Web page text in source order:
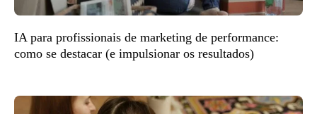
IA para profissionais de marketing de performance:
como se destacar (e impulsionar os resultados)